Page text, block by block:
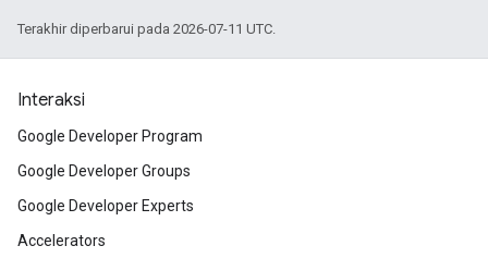
Terakhir diperbarui pada 2026-07-11 UTC.
Interaksi
Google Developer Program
Google Developer Groups
Google Developer Experts
Accelerators